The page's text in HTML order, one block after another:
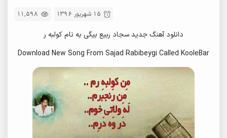
11,598 15 شهریور 1396
دانلود آهنگ جدید سجاد ربیع بیگی به نام کولبه ر
Download New Song From Sajad Rabibeygi Called KooleBar